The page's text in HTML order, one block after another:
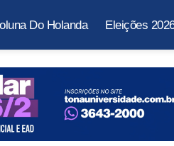
Do Holanda Eleições